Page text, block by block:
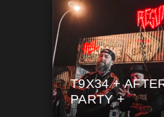
T9X34 +
PARTY +